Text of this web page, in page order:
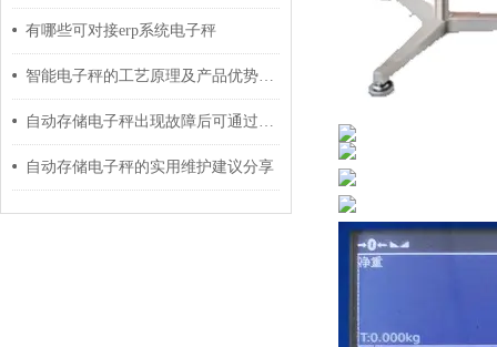
有哪些可对接erp系统电子秤
智能电子秤的工艺原理及产品优势介绍
自动存储电子秤出现故障后可通过这些方法解决
自动存储电子秤的实用维护建议分享